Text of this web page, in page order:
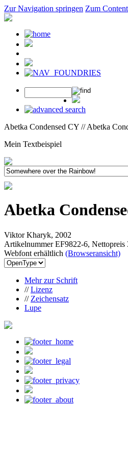
Zur Navigation springen Zum
Abetka Condensed CY // Abetka
Mein Textbeispiel
Abetka
Viktor Kharyk, 2002
Artikelnummer EF9822-6, Nettopreis
Webfont erhältlich (Browseransicht)
Mehr zur Schrift
//Lizenz
// Zeichensatz
Lupe